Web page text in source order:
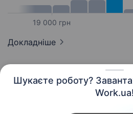
Шукаєте роботу?
Work.ua!
19 000 грн
Докладніше